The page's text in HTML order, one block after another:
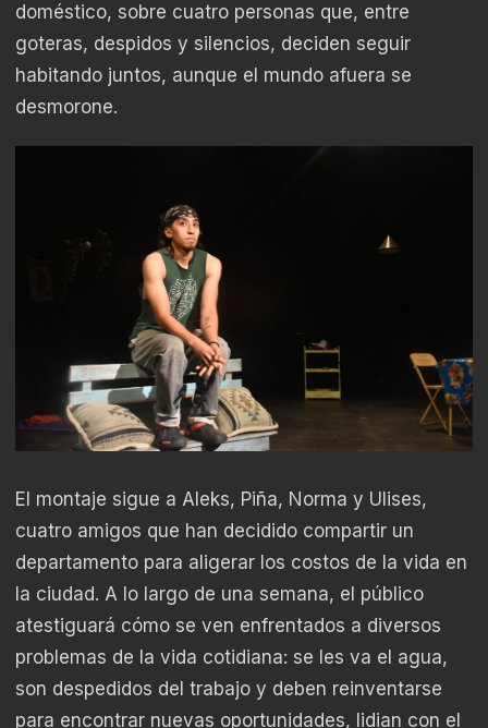
doméstico, sobre cuatro personas que, entre
goteras, despidos y silencios, deciden seguir
habitando juntos, aunque el mundo afuera se
desmorone.
El montaje sigue a Aleks, Piña, Norma y Ulises,
cuatro amigos que han decidido compartir un
departamento para aligerar los costos de la vida en
la ciudad. A lo largo de una semana, el público
atestiguará cómo se ven enfrentados a diversos
problemas de la vida cotidiana: se les va el agua,
son despedidos del trabajo y deben reinventarse
para encontrar nuevas oportunidades, lidian con el